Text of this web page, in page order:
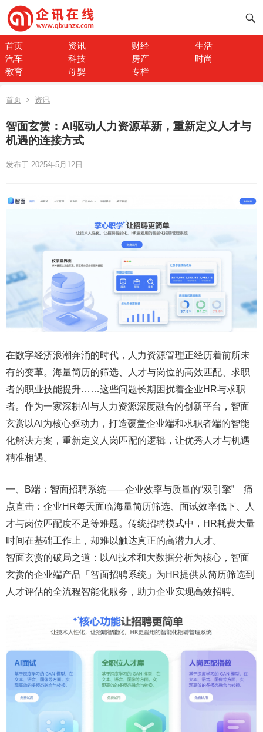
首页 资讯 财经
生活
汽车
科技 房产
时尚
教育
母婴 专栏
首页 资讯
​​智面玄赏：AI驱动人力资源革新，重新定义人才与
机遇的连接方式​​
发布于 2025年5月12日
在数字经济浪潮奔涌的时代，人力资源管理正经历着前所未
有的变革。海量简历的筛选、人才与岗位的高效匹配、求职
者的职业技能提升……这些问题长期困扰着企业HR与求职
者。作为一家深耕AI与人力资源深度融合的创新平台，智面
玄赏以AI为核心驱动力，打造覆盖企业端和求职者端的智能
化解决方案，重新定义人岗匹配的逻辑，让优秀人才与机遇
精准相遇。
一、B端：智面招聘系统——企业效率与质量的“双引擎” 痛
点直击：企业HR每天面临海量简历筛选、面试效率低下、人
才与岗位匹配度不足等难题。传统招聘模式中，HR耗费大量
时间在基础工作上，却难以触达真正的高潜力人才。
智面玄赏的破局之道：以AI技术和大数据分析为核心，智面
玄赏的企业端产品「智面招聘系统」为HR提供从简历筛选到
人才评估的全流程智能化服务，助力企业实现高效招聘。